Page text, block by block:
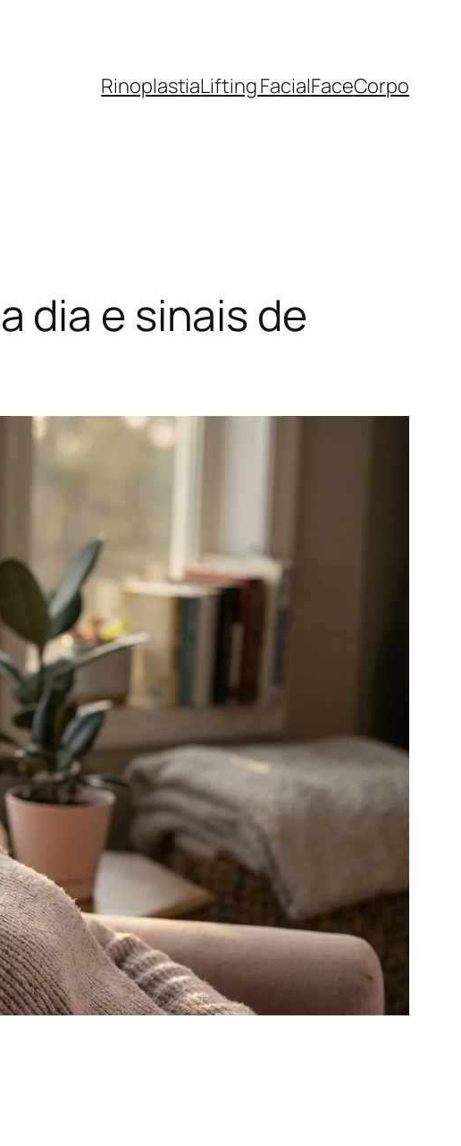
RinoplastiaLifting FacialFaceCorpo
dia e sinais de